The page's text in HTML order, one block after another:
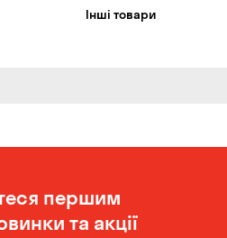
Інші товари
першим
та акції